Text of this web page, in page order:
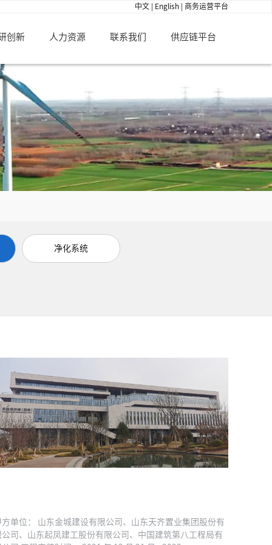
中文 English 商务运营平台
创新 人力资源 联系我们 供应链平台
净化系统
方单位： 山东金城建设有限公司、山东天齐置业集团股份有
公司、山东起凤建工股份有限公司、中国建筑第八工程局有